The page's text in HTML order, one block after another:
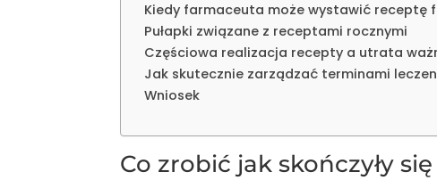
Kiedy farmaceuta może wystawić receptę
Pułapki związane z receptami rocznymi
Częściowa realizacja recepty a utrata
Jak skutecznie zarządzać terminami
Wniosek
Co zrobić jak skończyły